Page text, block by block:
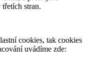
stran.
cookies, tak cookies
uvádíme zde: